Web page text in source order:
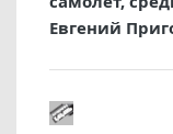
Евгений